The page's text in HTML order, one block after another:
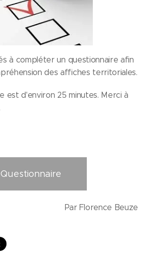
à compléter un questionnaire afin
des affiches territoriales.
est d'environ 25 minutes. Merci à
Questionnaire
Par Florence Beuze